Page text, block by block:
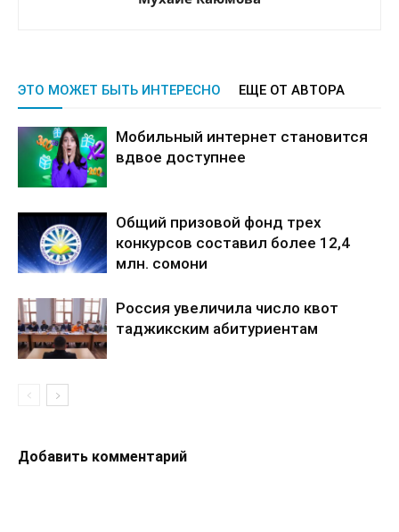
ЭТО МОЖЕТ БЫТЬ ИНТЕРЕСНО ЕЩЕ ОТ АВТОРА
Мобильный интернет становится
вдвое доступнее
Общий призовой фонд трех
конкурсов составил более 12,4
млн. сомони
Россия увеличила число квот
таджикским абитуриентам
Добавить комментарий